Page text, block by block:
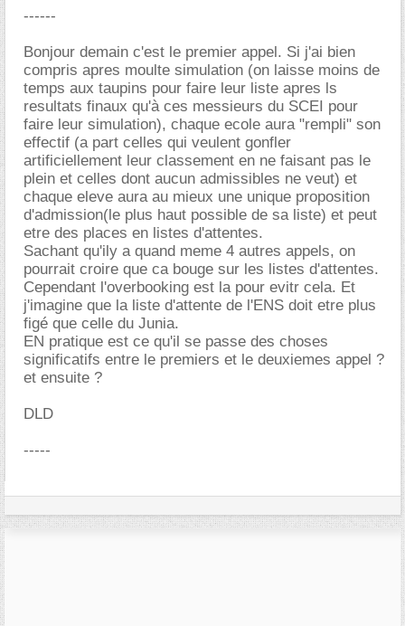
------
Bonjour demain c'est le premier appel. Si j'ai bien
compris apres moulte simulation (on laisse moins de
temps aux taupins pour faire leur liste apres ls
resultats finaux qu'à ces messieurs du SCEI pour
faire leur simulation), chaque ecole aura "rempli" son
effectif (a part celles qui veulent gonfler
artificiellement leur classement en ne faisant pas le
plein et celles dont aucun admissibles ne veut) et
chaque eleve aura au mieux une unique proposition
d'admission(le plus haut possible de sa liste) et peut
etre des places en listes d'attentes.
Sachant qu'ily a quand meme 4 autres appels, on
pourrait croire que ca bouge sur les listes d'attentes.
Cependant l'overbooking est la pour evitr cela. Et
j'imagine que la liste d'attente de l'ENS doit etre plus
figé que celle du Junia.
EN pratique est ce qu'il se passe des choses
significatifs entre le premiers et le deuxiemes appel ?
et ensuite ?
DLD
-----